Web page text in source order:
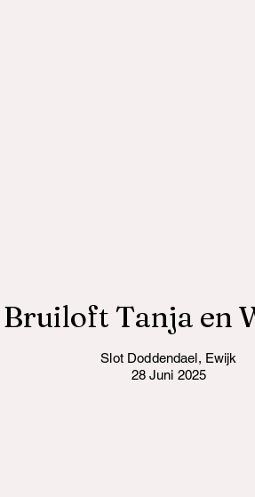
Bruiloft Tanja en
Slot Doddendael, Ewijk
28 Juni 2025